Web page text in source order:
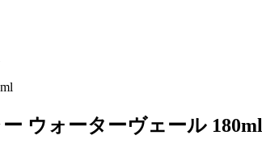
ウォーターヴェール 180ml